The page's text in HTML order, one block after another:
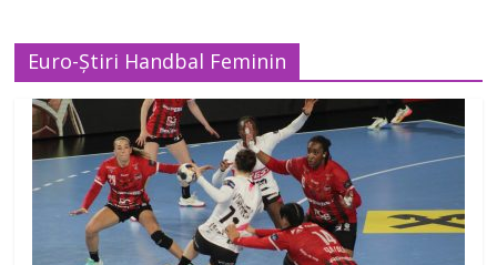
Euro-Știri Handbal Feminin